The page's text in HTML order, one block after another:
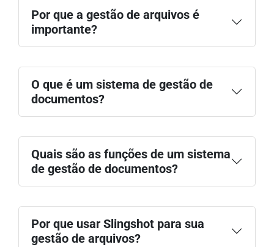
Por que a gestão de arquivos é
importante?
O que é um sistema de gestão de
documentos?
Quais são as funções de um sistema
de gestão de documentos?
Por que usar Slingshot para sua
gestão de arquivos?